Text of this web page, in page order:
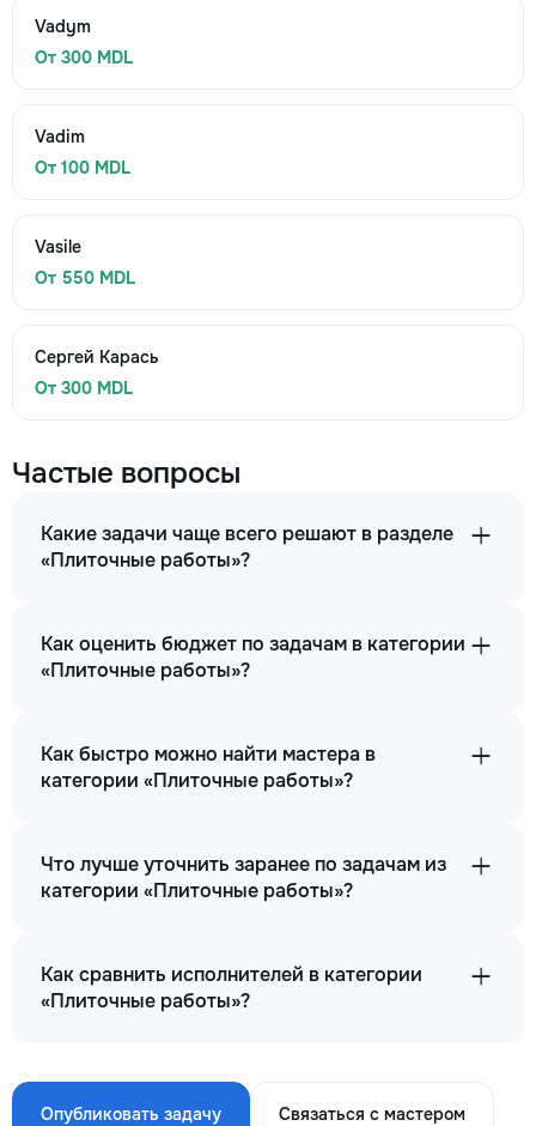
Vadym
От 300 MDL
Vadim
От 100 MDL
Vasile
От 550 MDL
Сергей Карась
От 300 MDL
Частые вопросы
Какие задачи чаще всего решают в разделе
«Плиточные работы»?
Как оценить бюджет по задачам в категории
«Плиточные работы»?
Как быстро можно найти мастера в
категории «Плиточные работы»?
Что лучше уточнить заранее по задачам из
категории «Плиточные работы»?
Как сравнить исполнителей в категории
«Плиточные работы»?
Опубликовать задачу Связаться с мастером